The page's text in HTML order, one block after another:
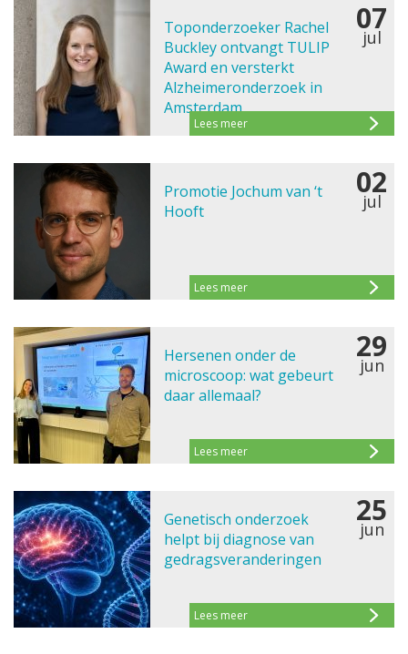
Toponderzoeker Rachel
Buckley ontvangt TULIP
Award en versterkt
Alzheimeronderzoek in
Amsterdam
07
jul
Lees meer
Promotie Jochum van ‘t
Hooft
02
jul
Lees meer
Hersenen onder de
microscoop: wat gebeurt
daar allemaal?
29
jun
Lees meer
Genetisch onderzoek
helpt bij diagnose van
gedragsveranderingen
25
jun
Lees meer